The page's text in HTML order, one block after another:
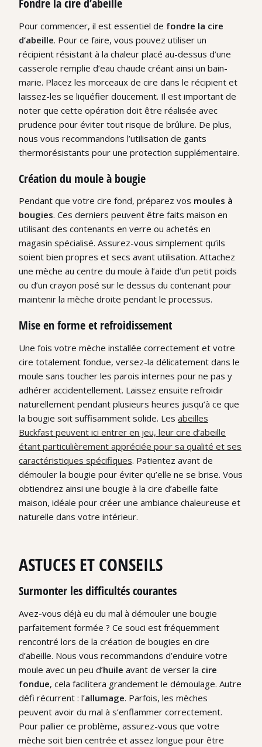
Pour commencer, il est essentiel de fondre la cire
d’abeille. Pour ce faire, vous pouvez utiliser un
récipient résistant à la chaleur placé au-dessus d’une
casserole remplie d’eau chaude créant ainsi un bain-
marie. Placez les morceaux de cire dans le récipient et
laissez-les se liquéfier doucement. Il est important de
noter que cette opération doit être réalisée avec
prudence pour éviter tout risque de brûlure. De plus,
nous vous recommandons l’utilisation de gants
thermorésistants pour une protection supplémentaire.
Création du moule à bougie
Pendant que votre cire fond, préparez vos moules à
bougies. Ces derniers peuvent être faits maison en
utilisant des contenants en verre ou achetés en
magasin spécialisé. Assurez-vous simplement qu’ils
soient bien propres et secs avant utilisation. Attachez
une mèche au centre du moule à l’aide d’un petit poids
ou d’un crayon posé sur le dessus du contenant pour
maintenir la mèche droite pendant le processus.
Mise en forme et refroidissement
Une fois votre mèche installée correctement et votre
cire totalement fondue, versez-la délicatement dans le
moule sans toucher les parois internes pour ne pas y
adhérer accidentellement. Laissez ensuite refroidir
naturellement pendant plusieurs heures jusqu’à ce que
la bougie soit suffisamment solide. Les abeilles
Buckfast peuvent ici entrer en jeu, leur cire d’abeille
étant particulièrement appréciée pour sa qualité et ses
caractéristiques spécifiques. Patientez avant de
démouler la bougie pour éviter qu’elle ne se brise. Vous
obtiendrez ainsi une bougie à la cire d’abeille faite
maison, idéale pour créer une ambiance chaleureuse et
naturelle dans votre intérieur.
ASTUCES ET CONSEILS
Surmonter les difficultés courantes
Avez-vous déjà eu du mal à démouler une bougie
parfaitement formée ? Ce souci est fréquemment
rencontré lors de la création de bougies en cire
d’abeille. Nous vous recommandons d’enduire votre
moule avec un peu d’huile avant de verser la cire
fondue, cela facilitera grandement le démoulage. Autre
défi récurrent : l’allumage. Parfois, les mèches
peuvent avoir du mal à s’enflammer correctement.
Pour pallier ce problème, assurez-vous que votre
mèche soit bien centrée et assez longue pour être